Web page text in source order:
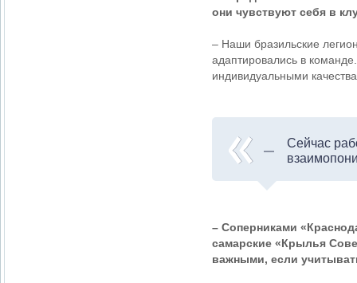
они чувствуют себя в
– Наши бразильские
адаптировались в
индивидуальными
Сейчас
– Соперниками
самарские «Крылья
важными, если